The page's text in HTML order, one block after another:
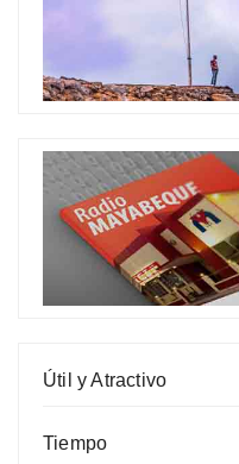
Útil y Atractivo
Tiempo